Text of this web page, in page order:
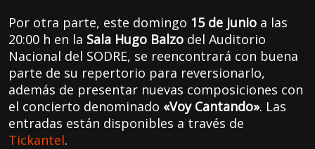
Por otra parte, este domingo 15 de junio a las
20:00 h en la Sala Hugo Balzo del Auditorio
Nacional del SODRE, se reencontrará con buena
parte de su repertorio para reversionarlo,
además de presentar nuevas composiciones con
el concierto denominado «Voy Cantando». Las
entradas están disponibles a través de
Tickantel.